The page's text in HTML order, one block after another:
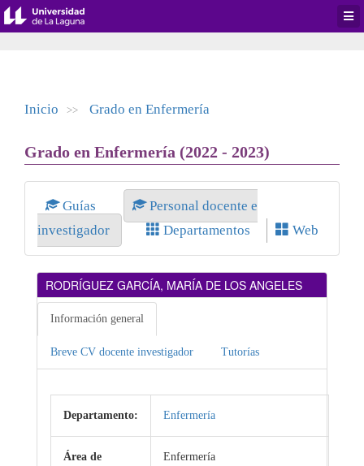
Inicio >> Grado en Enfermería
Grado en Enfermería (2022 - 2023)
Guías
Personal docente e
investigador
Departamentos Web
RODRÍGUEZ GARCÍA, MARÍA DE LOS ANGELES
Información general
Breve CV docente investigador Tutorías
Departamento: Enfermería
Área de
Enfermería